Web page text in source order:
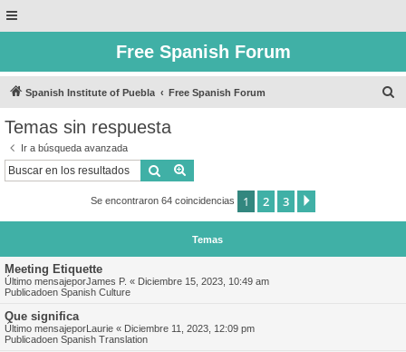
Free Spanish Forum
Spanish Institute of Puebla Free Spanish Forum
Temas sin respuesta
Ir a búsqueda avanzada
Buscar
Se encontraron 64 coincidencias 1 2 3
Temas
Meeting Etiquette
Último mensajeporJames P. « Diciembre 15, 2023, 10:49 am
Publicadoen Spanish Culture
Que significa
Último mensajeporLaurie « Diciembre 11, 2023, 12:09 pm
Publicadoen Spanish Translation